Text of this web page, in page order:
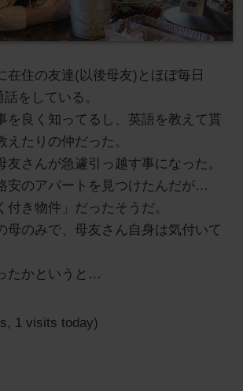
在住の友達(以後母友)とほぼ毎日
をしている。
を良く知ってるし、英語を教えて貰
えたりの仲だった。
友さんが急遽引っ越す事になった。
安のアパートを見つけたんだが…
付き物件」だったそうだ。
母のみで、母友さん自身は気付いて
たかというと…
1 visits today)